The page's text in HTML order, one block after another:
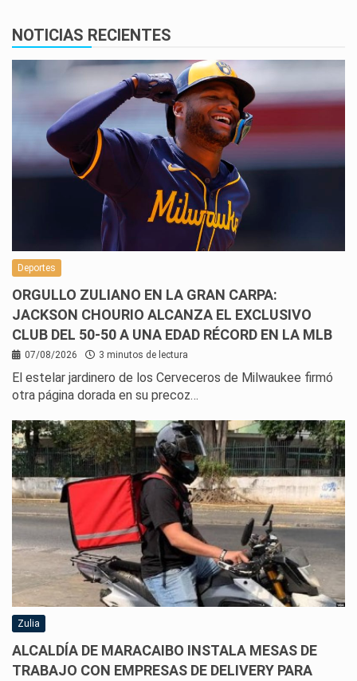
NOTICIAS RECIENTES
Deportes
ORGULLO ZULIANO EN LA GRAN CARPA:
JACKSON CHOURIO ALCANZA EL EXCLUSIVO
CLUB DEL 50-50 A UNA EDAD RÉCORD EN LA MLB
07/08/2026 3 minutos de lectura
El estelar jardinero de los Cerveceros de Milwaukee firmó
otra página dorada en su precoz…
Zulia
ALCALDÍA DE MARACAIBO INSTALA MESAS DE
TRABAJO CON EMPRESAS DE DELIVERY PARA